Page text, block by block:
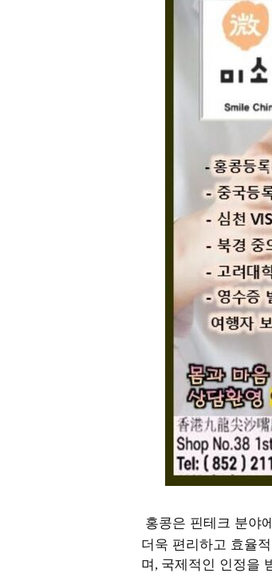
홍콩은 핀테크 분야
더욱 편리하고 효율
며, 국제적인 인정을